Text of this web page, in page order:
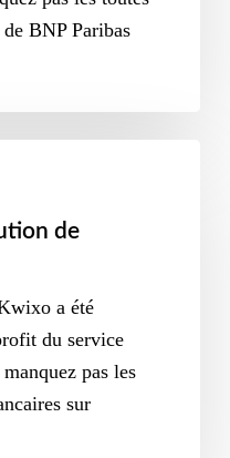
BNP Paribas
de
a été
du service
pas les
sur